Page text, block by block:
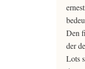
Den
der
Lots